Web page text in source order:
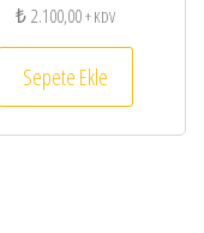
₺2.100,00+ KDV
Sepete Ekle